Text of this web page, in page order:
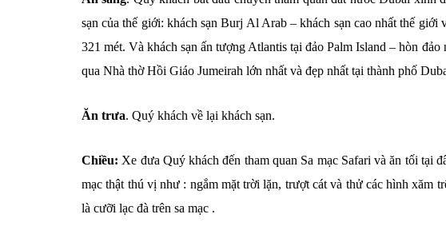
sạn của thế giới: khách sạn Burj Al Arab – khách sạn cao nhất thế giới
321 mét. Và khách sạn ấn tượng Atlantis tại đảo Palm Island – hòn
qua Nhà thờ Hồi Giáo Jumeirah lớn nhất và đẹp nhất tại thành phố
Ăn trưa. Quý khách về lại khách sạn.
Chiều: Xe đưa Quý khách đến tham quan Sa mạc Safari và ăn tối tại
mạc thật thú vị như : ngắm mặt trời lặn, trượt cát và thử các hình xăm
là cưỡi lạc đà trên sa mạc .